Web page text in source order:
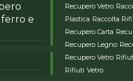
e
Recupero Vetro
Plastica Raccolta
Recupero Carta
Recupero Legno
Recupero Vetro
Rifiuti Vetro